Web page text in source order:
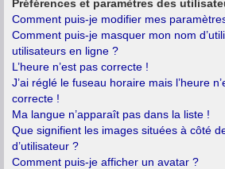
Préférences et paramètres des
Comment puis-je modifier mes
Comment puis-je masquer mon nom
utilisateurs en ligne ?
L’heure n’est pas correcte !
J’ai réglé le fuseau horaire mais l’heure
correcte !
Ma langue n’apparaît pas dans la liste !
Que signifient les images situées à côté
d’utilisateur ?
Comment puis-je afficher un avatar ?